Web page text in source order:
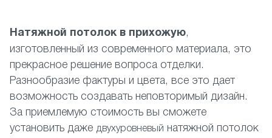
Натяжной потолок в прихожую,
изготовленный из современного материала, это
прекрасное решение вопроса отделки.
Разнообразие фактуры и цвета, все это дает
возможность создавать неповторимый дизайн.
За приемлемую стоимость вы сможете
установить даже двухуровневый натяжной потолок